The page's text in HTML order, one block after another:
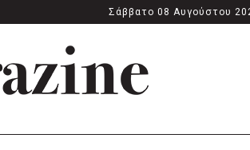
Σάββατο 08 Αυγούστου